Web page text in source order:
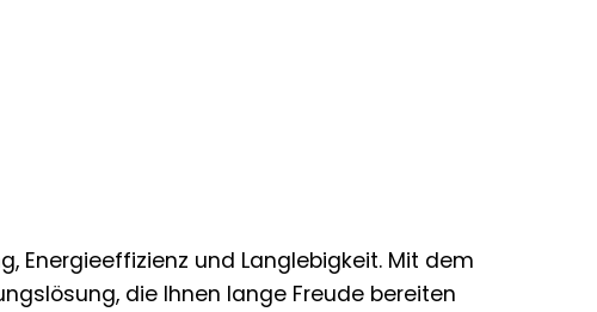
Energieeffizienz und Langlebigkeit. Mit dem
die Ihnen lange Freude bereiten